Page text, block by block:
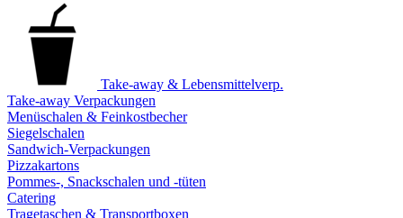
Take-away & Lebensmittelverp.
Take-away Verpackungen
Menüschalen & Feinkostbecher
Siegelschalen
Sandwich-Verpackungen
Pizzakartons
Pommes-, Snackschalen und -tüten
Catering
Tragetaschen & Transportboxen